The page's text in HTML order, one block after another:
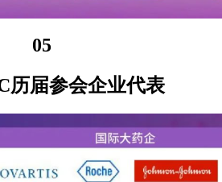
05
历届参会企业代表